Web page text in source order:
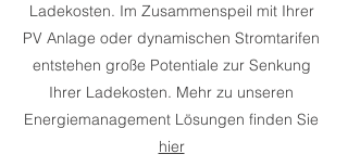
Ladekosten. Im Zusammenspeil mit Ihrer
PV Anlage oder dynamischen Stromtarifen
entstehen große Potentiale zur Senkung
Ihrer Ladekosten. Mehr zu unseren
Energiemanagement Lösungen finden Sie
hier